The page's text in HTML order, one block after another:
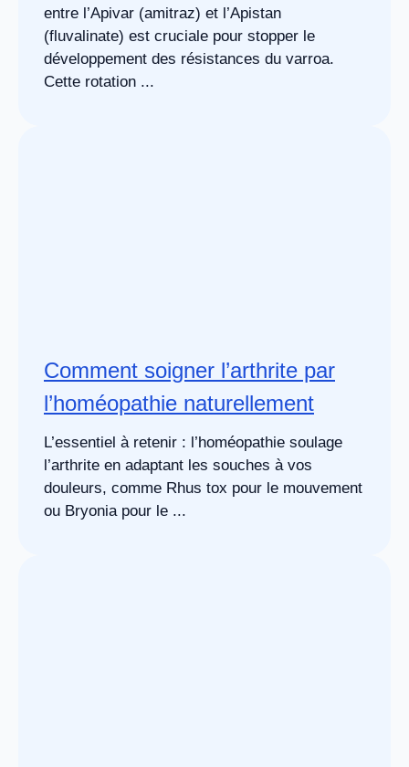
entre l’Apivar (amitraz) et l’Apistan
(fluvalinate) est cruciale pour stopper le
développement des résistances du varroa.
Cette rotation ...
Comment soigner l’arthrite par
l’homéopathie naturellement
L’essentiel à retenir : l’homéopathie soulage
l’arthrite en adaptant les souches à vos
douleurs, comme Rhus tox pour le mouvement
ou Bryonia pour le ...